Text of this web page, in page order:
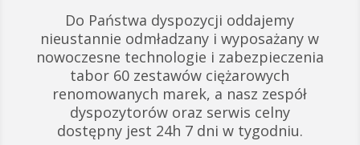
Do Państwa dyspozycji oddajemy
nieustannie odmładzany i wyposażany w
nowoczesne technologie i zabezpieczenia
tabor 60 zestawów ciężarowych
renomowanych marek, a nasz zespół
dyspozytorów oraz serwis celny
dostępny jest 24h 7 dni w tygodniu.